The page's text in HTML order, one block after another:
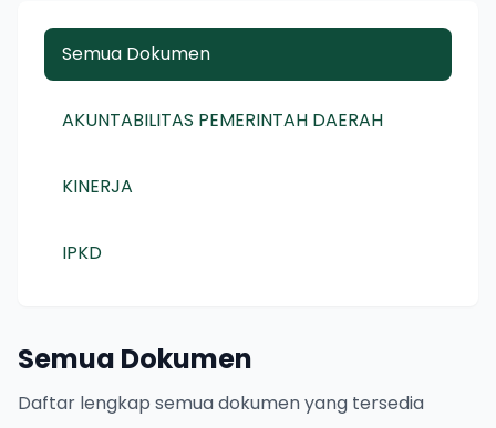
Semua Dokumen
AKUNTABILITAS PEMERINTAH DAERAH
KINERJA
IPKD
Semua Dokumen
Daftar lengkap semua dokumen yang tersedia